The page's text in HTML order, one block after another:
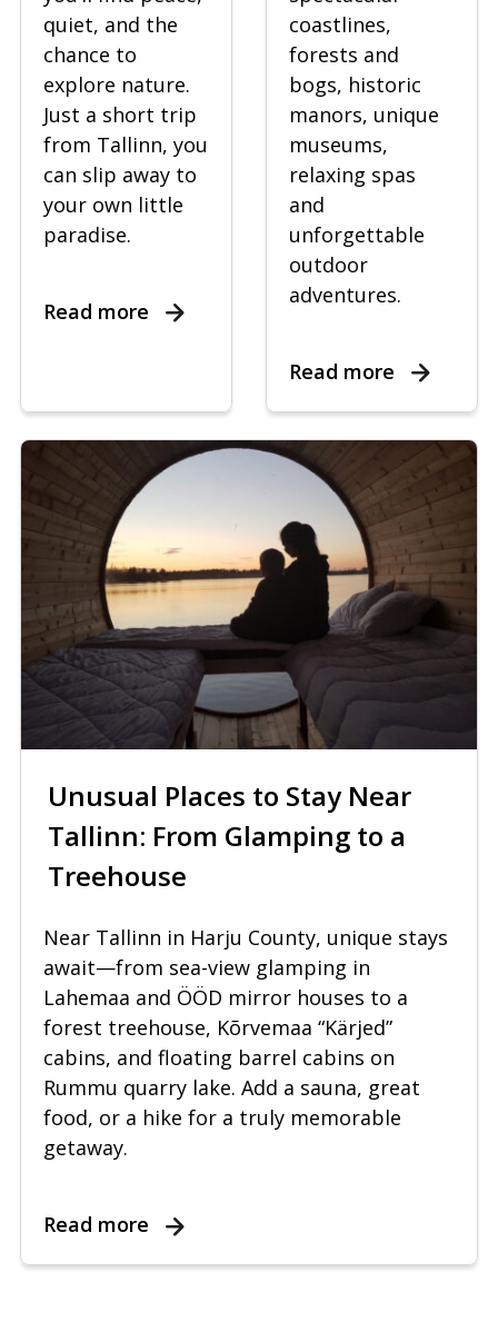
quiet, and the
chance to
explore nature.
Just a short trip
from Tallinn, you
can slip away to
your own little
paradise.
Read more
coastlines,
forests and
bogs, historic
manors, unique
museums,
relaxing spas
and
unforgettable
outdoor
adventures.
Read more
Unusual Places to Stay Near
Tallinn: From Glamping to a
Treehouse
Near Tallinn in Harju County, unique stays
await—from sea-view glamping in
Lahemaa and ÖÖD mirror houses to a
forest treehouse, Kõrvemaa “Kärjed”
cabins, and floating barrel cabins on
Rummu quarry lake. Add a sauna, great
food, or a hike for a truly memorable
getaway.
Read more